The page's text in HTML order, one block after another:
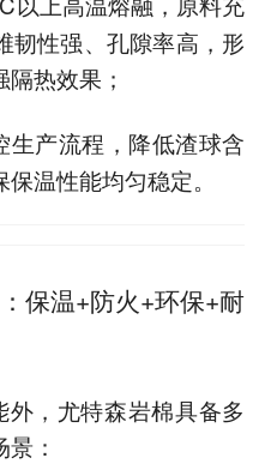
韧性强、孔隙率高，形
热效果；
生产流程，降低渣球含
温性能均匀稳定。
保温+防火+环保+耐
，尤特森岩棉具备多
：